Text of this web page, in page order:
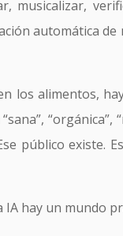
automática
los alimentos,
público existe.
hay un mundo